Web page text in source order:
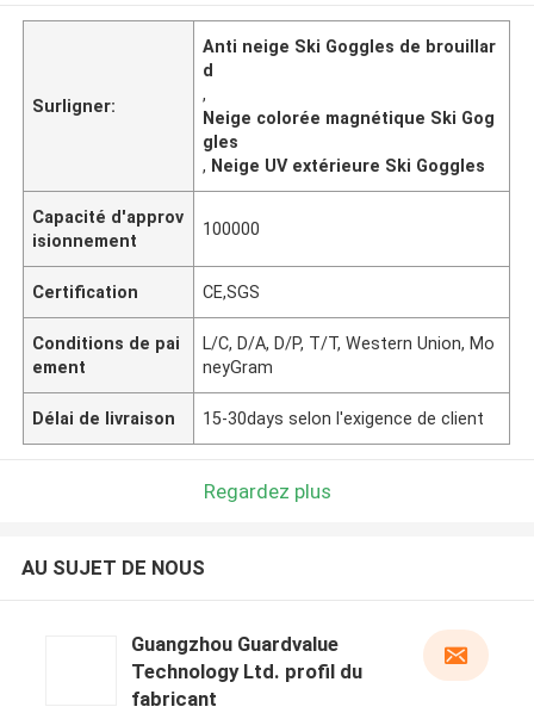
Surligner:
Anti neige Ski Goggles de brouillar
d
,
Neige colorée magnétique Ski Gog
gles
, Neige UV extérieure Ski Goggles
Capacité d'approv
isionnement
100000
Certification CE,SGS
Conditions de pai
ement
L/C, D/A, D/P, T/T, Western Union, Mo
neyGram
Délai de livraison 15-30days selon l'exigence de client
Regardez plus
AU SUJET DE NOUS
Guangzhou Guardvalue
Technology Ltd. profil du
fabricant